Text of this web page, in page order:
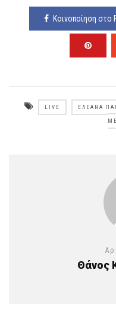
Κοινοποίηση στο
LIVE ΕΛΕΆΝΑ
Θάνος